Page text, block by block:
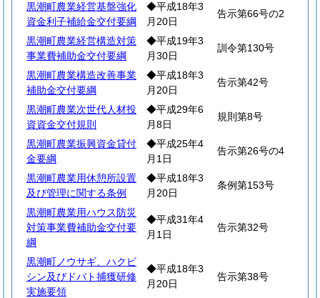
黒潮町農業経営基盤強化
資金利子補給金交付要綱
◆平成18年3
月20日
告示第66号の2
黒潮町農業経営構造対策
事業費補助金交付要綱
◆平成19年3
月30日
訓令第130号
黒潮町農業構造改善事業
補助金交付要綱
◆平成18年3
月20日
告示第42号
黒潮町農業次世代人材投
資資金交付規則
◆平成29年6
月8日
規則第8号
黒潮町農業振興資金貸付
金要綱
◆平成25年4
月1日
告示第26号の4
黒潮町農業用休憩所設置
及び管理に関する条例
◆平成18年3
月20日
条例第153号
黒潮町農業用ハウス防災
対策事業費補助金交付要
綱
◆平成31年4
月1日
告示第32号
黒潮町ノウサギ、ハクビ
シン及びドバト捕獲研修
実施要領
◆平成18年3
月20日
告示第38号